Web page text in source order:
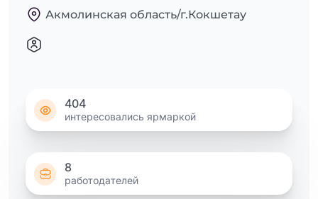
Акмолинская область/г.Кокшетау
404
интересовались ярмаркой
8
работодателей